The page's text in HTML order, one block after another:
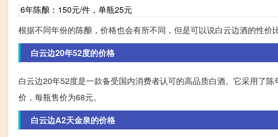
6年陈酿：150元/件，单瓶25元
根据不同年份的陈酿，价格也会有所不同，但是可以说白云边酒的性价
白云边20年52度的价格
白云边20年52度是一款备受国内消费者认可的高品质白酒。它采用了
价，每瓶售价为68元。
白云边A2天金泉的价格